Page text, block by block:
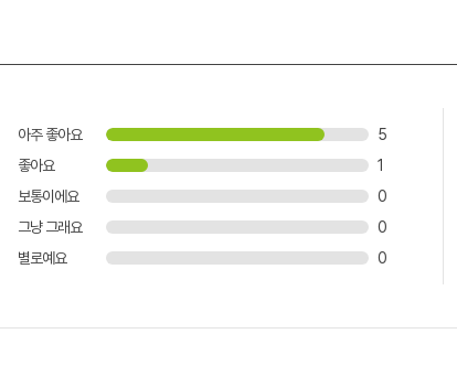
아주 좋아요
5
좋아요
1
보통이에요
0
그냥 그래요
0
별로예요
0